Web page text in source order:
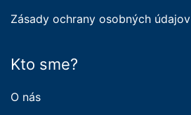
Zásady ochrany osobných údajov
Kto sme?
O nás